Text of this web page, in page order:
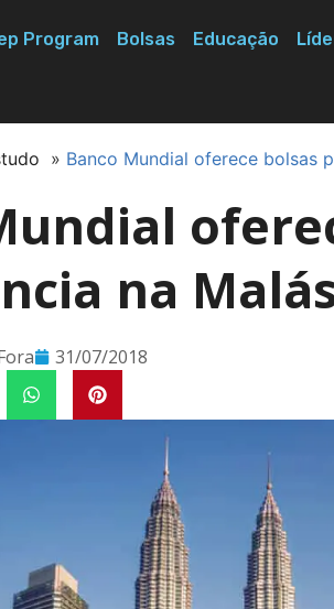
Program Bolsas Educação
» Banco Mundial oferece bolsas
na
31/07/2018